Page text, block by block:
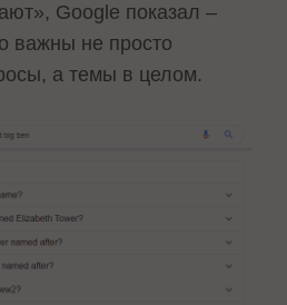
Google показал –
важны не просто
а темы в целом.